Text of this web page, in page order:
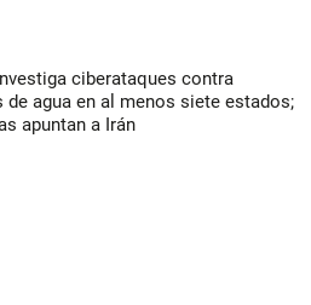
ciberataques contra
de agua en al menos siete estados;
apuntan a Irán